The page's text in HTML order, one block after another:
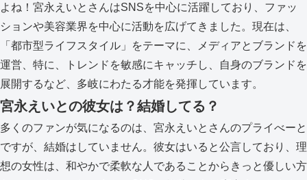
よね！宮永えいとさんはSNSを中心に活躍しており、ファッ
ションや美容業界を中心に活動を広げてきました。現在は、
「都市型ライフスタイル」をテーマに、メディアとブランドを
運営、特に、トレンドを敏感にキャッチし、自身のブランドを
展開するなど、多岐にわたる才能を発揮しています。
宮永えいとの彼女は？結婚してる？
多くのファンが気になるのは、宮永えいとさんのプライべーと
ですが、結婚はしていません。彼女はいると公言しており、理
想の女性は、和やかで柔軟な人であることからきっと優しい方